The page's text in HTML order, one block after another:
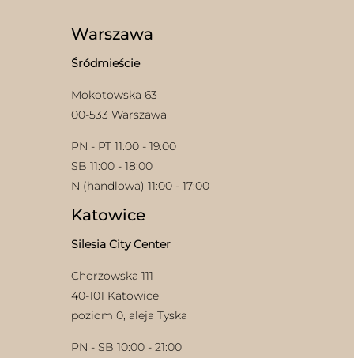
na
produktu
Warszawa
Śródmieście
Mokotowska 63
00-533 Warszawa
PN - PT 11:00 - 19:00
SB 11:00 - 18:00
N (handlowa) 11:00 - 17:00
Katowice
Silesia City Center
Chorzowska 111
40-101 Katowice
poziom 0, aleja Tyska
PN - SB 10:00 - 21:00